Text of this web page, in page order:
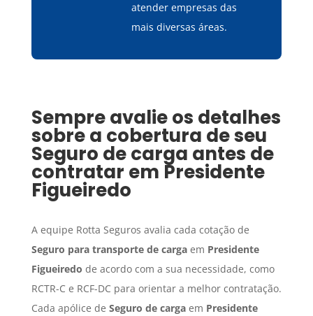
atender empresas das
mais diversas áreas.
Sempre avalie os detalhes
sobre a cobertura de seu
Seguro de carga antes de
contratar em Presidente
Figueiredo
A equipe Rotta Seguros avalia cada cotação de
Seguro para transporte de cargaem Presidente
Figueiredo de acordo com a sua necessidade, como
RCTR-C e RCF-DC para orientar a melhor contratação.
Cada apólice de Seguro de cargaem Presidente